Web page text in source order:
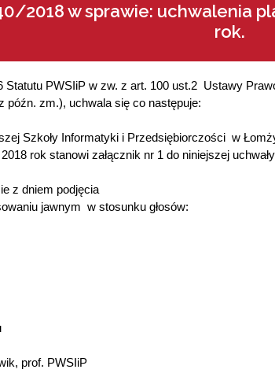
2018 w sprawie: uchwalenia
rok.
Statutu PWSIiP w zw. z art. 100 ust.2 Ustawy
późn. zm.), uchwala się co następuje:
Szkoły Informatyki i Przedsiębiorczości w
rok stanowi załącznik nr 1 do niniejszej
z dniem podjęcia
jawnym w stosunku głosów:
prof. PWSIiP